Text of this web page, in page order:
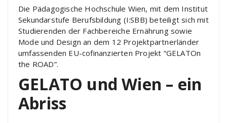
Die Pädagogische Hochschule Wien, mit dem Institut
Sekundarstufe Berufsbildung (I:SBB) beteiligt sich mit
Studierenden der Fachbereiche Ernährung sowie
Mode und Design an dem 12 Projektpartnerländer
umfassenden EU-cofinanzierten Projekt “GELATOn
the ROAD”.
GELATO und Wien – ein
Abriss